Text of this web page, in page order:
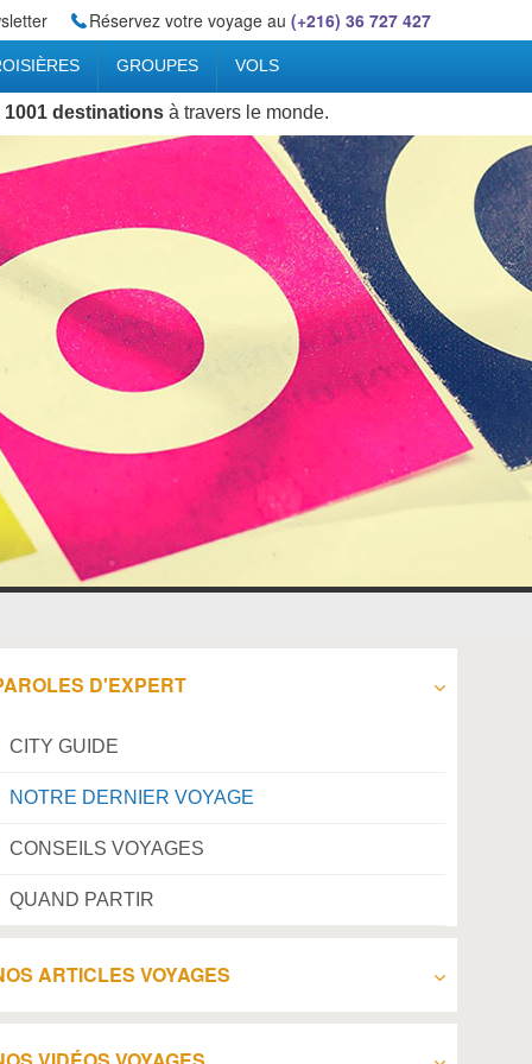
Réservez votre voyage au (+216) 36 727 427
GROUPES VOLS
1001 destinations à travers le monde.
D'EXPERT
CITY GUIDE
NOTRE DERNIER VOYAGE
CONSEILS VOYAGES
QUAND PARTIR
ARTICLES VOYAGES